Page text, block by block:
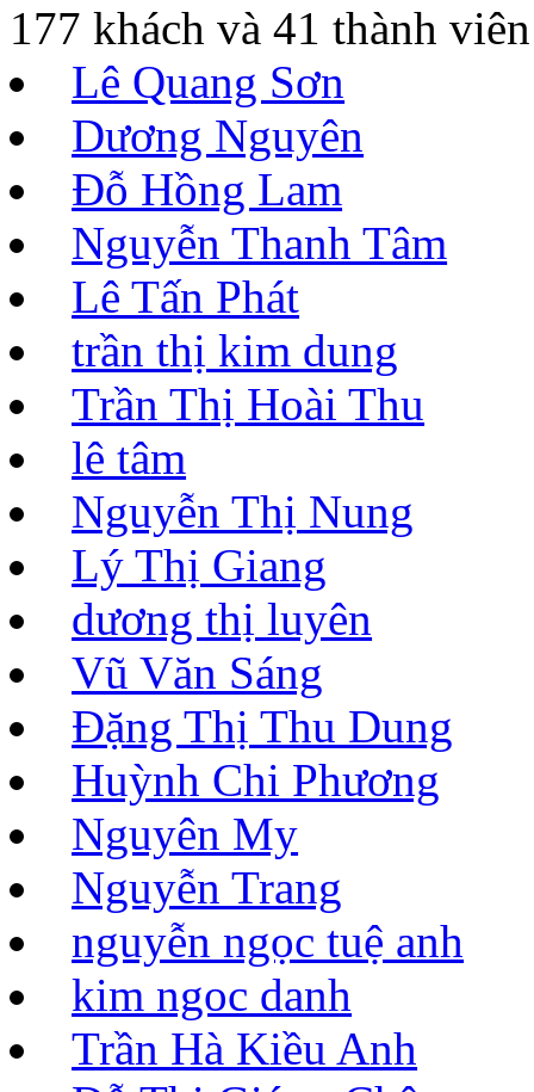
177 khách và 41 thành viên
Lê Quang Sơn
Dương Nguyên
Đỗ Hồng Lam
Nguyễn Thanh Tâm
Lê Tấn Phát
trần thị kim dung
Trần Thị Hoài Thu
lê tâm
Nguyễn Thị Nung
Lý Thị Giang
dương thị luyên
Vũ Văn Sáng
Đặng Thị Thu Dung
Huỳnh Chi Phương
Nguyên My
Nguyễn Trang
nguyễn ngọc tuệ anh
kim ngoc danh
Trần Hà Kiều Anh